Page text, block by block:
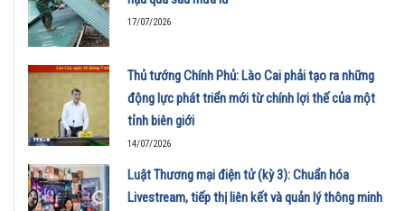
17/07/2026
Thủ tướng Chính Phủ: Lào Cai phải tạo ra những
động lực phát triển mới từ chính lợi thế của một
tỉnh biên giới
14/07/2026
Luật Thương mại điện tử (kỳ 3): Chuẩn hóa
Livestream, tiếp thị liên kết và quản lý thông minh